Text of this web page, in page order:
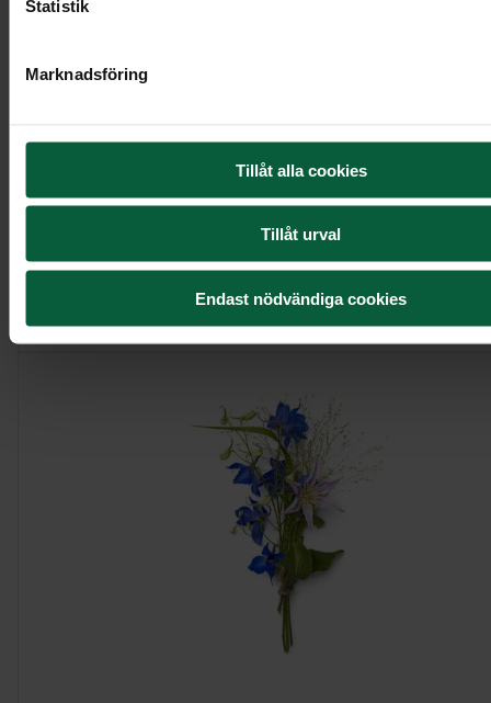
Statistik
Marknadsföring
Tillåt alla cookies
Tillåt urval
Endast nödvändiga cookies
2 995 kr